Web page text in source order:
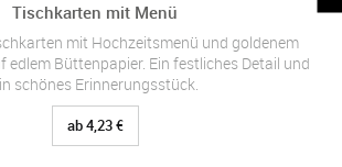
Tischkarten mit Menü
mit Hochzeitsmenü und goldenem
edlem Büttenpapier. Ein festliches Detail und
schönes Erinnerungsstück.
ab 4,23 €